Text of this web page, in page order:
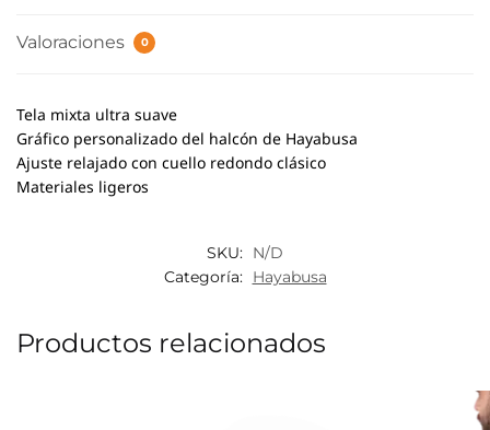
Valoraciones 0
Tela mixta ultra suave
Gráfico personalizado del halcón de Hayabusa
Ajuste relajado con cuello redondo clásico
Materiales ligeros
SKU: N/D
Categoría: Hayabusa
Productos relacionados